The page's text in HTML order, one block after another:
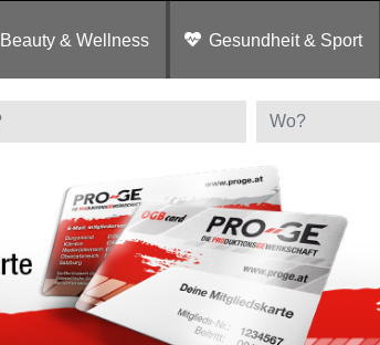
Beauty & Wellness Gesundheit & Sport